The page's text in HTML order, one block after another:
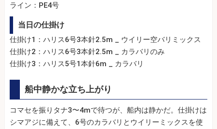
ライン：PE4号
当日の仕掛け
仕掛け1：ハリス6号3本針2.5m _ ウイリー空バリミックス
仕掛け2：ハリス6号3本針2.5m _ カラバリのみ
仕掛け3：ハリス5号1本針6m _ カラバリ
船中静かな立ち上がり
コマセを振りタナ3〜4mで待つが、船内は静かだ。仕掛けは
シマアジに備えて、6号のカラバリとウイリーミックスを使